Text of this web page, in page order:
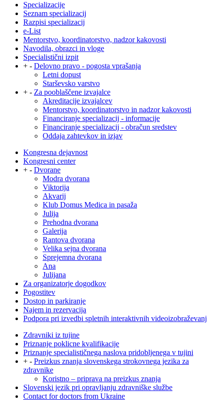
Specializacije
Seznam specializacij
Razpisi specializacij
e-List
Mentorstvo, koordinatorstvo, nadzor kakovosti
Navodila, obrazci in vloge
Specialistični izpit
+ - Delovno pravo - pogosta vprašanja
Letni dopust
Starševsko varstvo
+ - Za pooblaščene izvajalce
Akreditacije izvajalcev
Mentorstvo, koordinatorstvo in nadzor kakovosti
Financiranje specializacij - informacije
Financiranje specializacij - obračun sredstev
Oddaja zahtevkov in izjav
Kongresna dejavnost
Kongresni center
+ - Dvorane
Modra dvorana
Viktorija
Akvarij
Klub Domus Medica in pasaža
Julija
Prehodna dvorana
Galerija
Rantova dvorana
Velika sejna dvorana
Sprejemna dvorana
Ana
Julijana
Za organizatorje dogodkov
Pogostitev
Dostop in parkiranje
Najem in rezervacija
Podpora pri izvedbi spletnih interaktivnih videoizobraževanj
Zdravniki iz tujine
Priznanje poklicne kvalifikacije
Priznanje specialističnega naslova pridobljenega v tujini
+ - Preizkus znanja slovenskega strokovnega jezika za
zdravnike
Koristno – priprava na preizkus znanja
Slovenski jezik pri opravljanju zdravniške službe
Contact for doctors from Ukraine